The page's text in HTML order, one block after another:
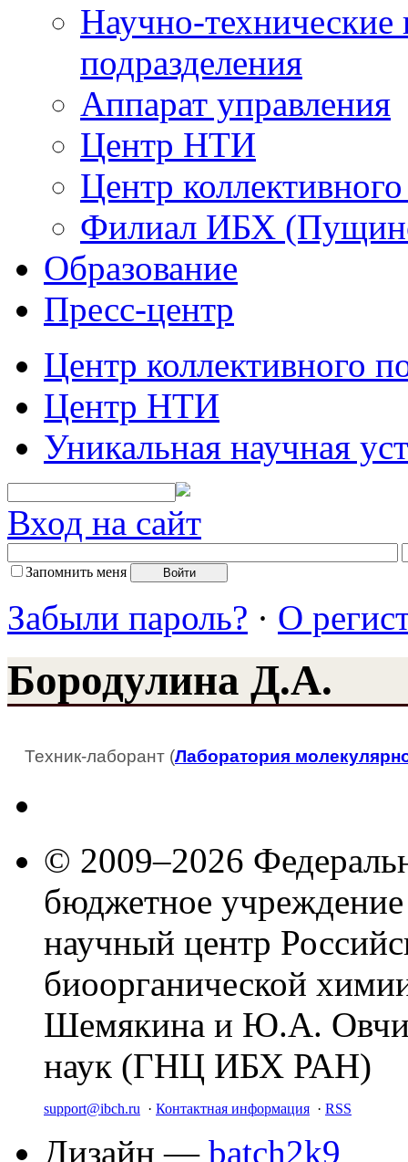
Научно-технические
подразделения
Аппарат управления
Центр НТИ
Центр
Филиал ИБХ
Образование
Пресс-центр
Центр коллективного
Центр НТИ
Уникальная научная
Вход на сайт
Запомнить меня
Забыли пароль? · О
Бородулина Д.А.
Техник-лаборант (Лаборатория
© 2009–2026
бюджетное
научный центр
биоорганической
Шемякина и Ю.А.
наук (ГНЦ ИБХ РАН)
support@ibch.ru · Контактная информация · RSS
Дизайн — batch2k9